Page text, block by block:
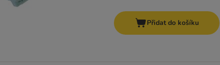
Přidat do košíku